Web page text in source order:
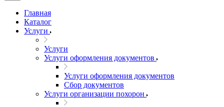
Главная
Каталог
Услуги
Услуги
Услуги оформления документов
Услуги оформления документов
Сбор документов
Услуги организации похорон